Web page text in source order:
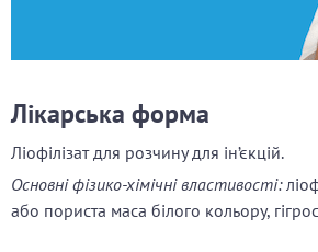
Лікарська форма
Ліофілізат для розчину для ін’єкцій.
Основні фізико-хімічні властивості:
або пориста маса білого кольору,